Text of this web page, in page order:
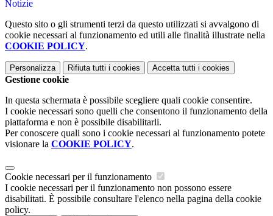
Notizie
Questo sito o gli strumenti terzi da questo utilizzati si avvalgono di
cookie necessari al funzionamento ed utili alle finalità illustrate nella
COOKIE POLICY.
Personalizza Rifiuta tutti i cookies Accetta tutti i cookies
Gestione cookie
In questa schermata è possibile scegliere quali cookie consentire.
I cookie necessari sono quelli che consentono il funzionamento della
piattaforma e non è possibile disabilitarli.
Per conoscere quali sono i cookie necessari al funzionamento potete
visionare la COOKIE POLICY.
Cookie necessari per il funzionamento
I cookie necessari per il funzionamento non possono essere
disabilitati. È possibile consultare l'elenco nella pagina della cookie
policy.